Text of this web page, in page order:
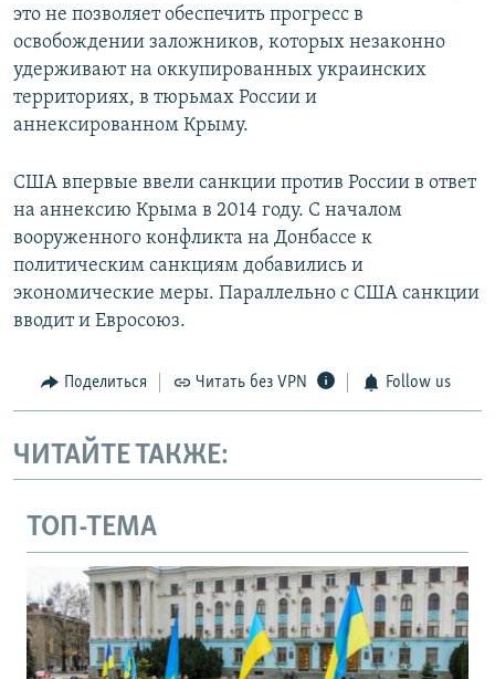
это не позволяет обеспечить прогресс в
освобождении заложников, которых незаконно
удерживают на оккупированных украинских
территориях, в тюрьмах России и
аннексированном Крыму.
США впервые ввели санкции против России в ответ
на аннексию Крыма в 2014 году. С началом
вооруженного конфликта на Донбассе к
политическим санкциям добавились и
экономические меры. Параллельно с США санкции
вводит и Евросоюз.
Поделиться Читать без VPN Follow us
ЧИТАЙТЕ ТАКЖЕ:
ТОП-ТЕМА